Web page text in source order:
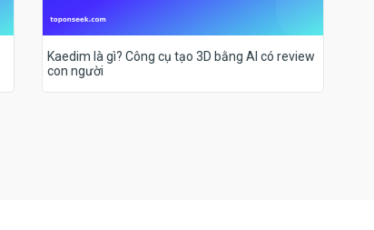
Kaedim là gì? Công cụ tạo 3D bằng AI có review
con người